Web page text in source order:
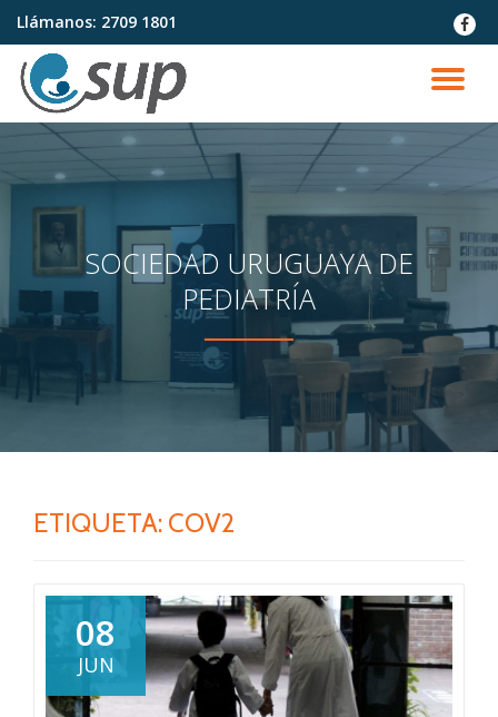
Saltar
contenido
Llámanos: 2709 1801
fa-
SOCIEDAD URUGUAYA DE
PEDIATRÍA
ETIQUETA: COV2
08
JUN